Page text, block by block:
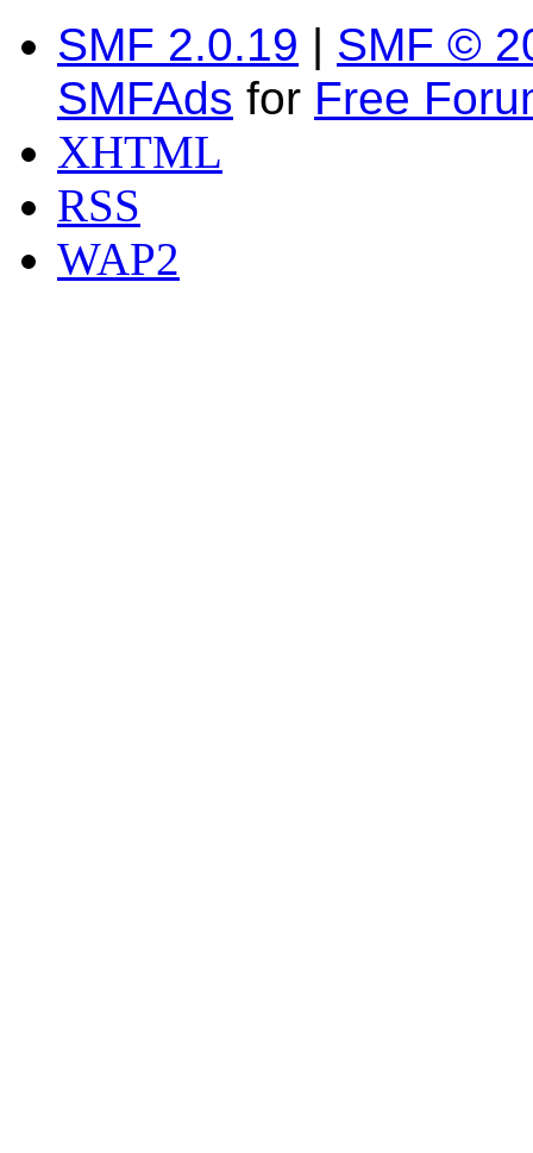
SMF 2.0.19 | SMF ©
SMFAds for Free
XHTML
RSS
WAP2